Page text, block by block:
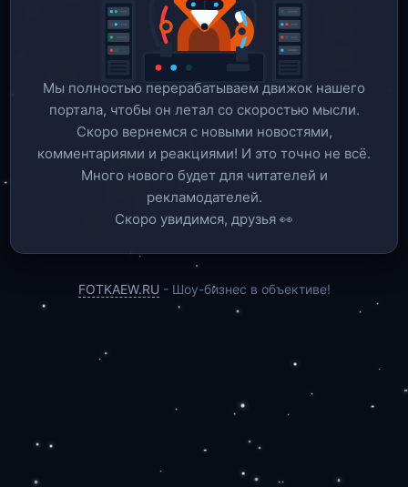
Мы полностью перерабатываем движок нашего
портала, чтобы он летал со скоростью мысли.
Скоро вернемся c новыми новостями,
комментариями и реакциями! И это точно не всё.
Много нового будет для читателей и
рекламодателей.
Скоро увидимся, друзья 👀
FOTKAEW.RU - Шоу-бизнес в объективе!